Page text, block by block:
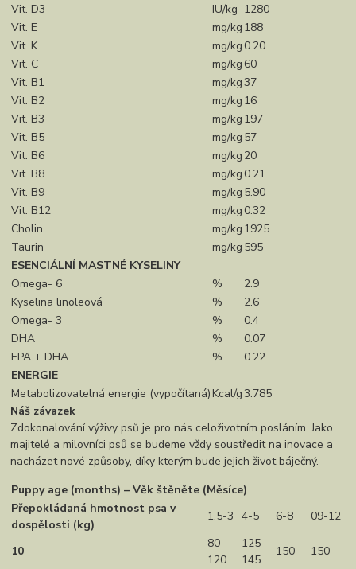
Vit. D3
IU/kg 1280
Vit. E
mg/kg 188
Vit. K
mg/kg 0.20
Vit. C
mg/kg 60
Vit. B1
mg/kg37
Vit. B2
mg/kg 16
Vit. B3
mg/kg 197
Vit. B5
mg/kg 57
Vit. B6
mg/kg 20
Vit. B8
mg/kg 0.21
Vit. B9
mg/kg 5.90
Vit. B12
mg/kg 0.32
Cholin
mg/kg 1925
Taurin
mg/kg 595
ESENCIÁLNÍ MASTNÉ KYSELINY
Omega- 6
%
2.9
Kyselina linoleová
%
2.6
Omega- 3
%
0.4
DHA
%
0.07
EPA + DHA
%
0.22
ENERGIE
Metabolizovatelná energie (vypočítaná)Kcal/g3.785
Náš závazek
Zdokonalování výživy psů je pro nás celoživotním posláním. Jako
majitelé a milovníci psů se budeme vždy soustředit na inovace a
nacházet nové způsoby, díky kterým bude jejich život báječný.
Puppy age (months) – Věk štěněte (Měsíce)
Přepokládaná hmotnost psa v
dospělosti (kg)
1.5-3 4-5 6-8 09-12
10
80-
120
125-
145
150 150